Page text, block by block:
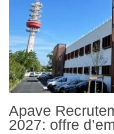
Apave
2027: offre